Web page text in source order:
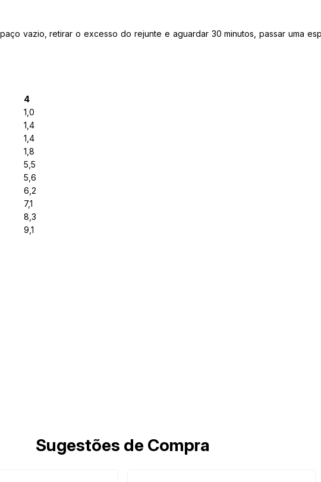
vazio, retirar o excesso do rejunte e aguardar 30 minutos, passar uma
4
1,0
1,4
1,4
1,8
5,5
5,6
6,2
7,1
8,3
9,1
Sugestões de Compra